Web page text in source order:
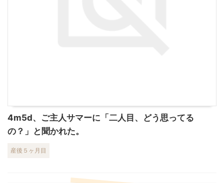
4m5d、ご主人サマーに「二人目、どう思ってる
の？」と聞かれた。
産後５ヶ月目